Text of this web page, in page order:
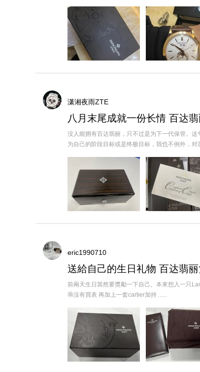
潇湘夜雨ZTE
八月末尾成就一份长情 百达
没人能拥有百达翡丽，只不过是为下一代保管。
为自己的阶段目标或是终极目标，我也不例外，
eric1990710
送給自己的生日礼物 百达翡
前兩天生日當然要獎勵一下自己。本來想入一只
乖沒有買表 再加上一套cartier加持 ......